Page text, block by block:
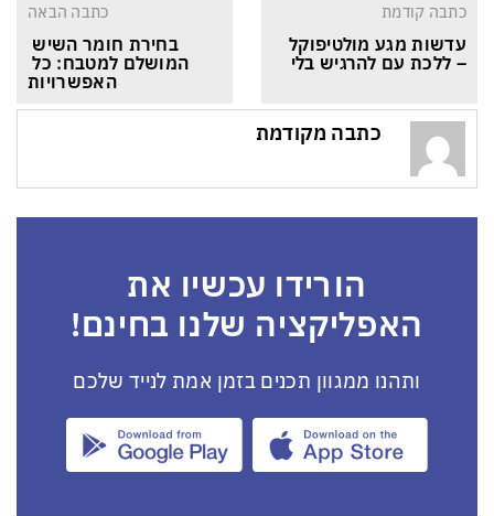
כתבה קודמת
עדשות מגע מולטיפוקל
– ללכת עם להרגיש בלי
כתבה הבאה
בחירת חומר השיש
המושלם למטבח: כל
האפשרויות
כתבה מקודמת
הורידו עכשיו את
האפליקציה שלנו בחינם!
ותהנו ממגוון תכנים בזמן אמת לנייד שלכם